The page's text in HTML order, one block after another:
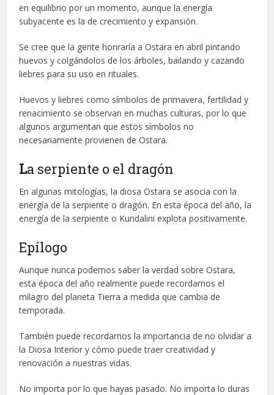
en equilibrio por un momento, aunque la energía
subyacente es la de crecimiento y expansión.
Se cree que la gente honraría a Ostara en abril pintando
huevos y colgándolos de los árboles, bailando y cazando
liebres para su uso en rituales.
Huevos y liebres como símbolos de primavera, fertilidad y
renacimiento se observan en muchas culturas, por lo que
algunos argumentan que estos símbolos no
necesariamente provienen de Ostara.
La serpiente o el dragón
En algunas mitologías, la diosa Ostara se asocia con la
energía de la serpiente o dragón. En esta época del año, la
energía de la serpiente o Kundalini explota positivamente.
Epílogo
Aunque nunca podemos saber la verdad sobre Ostara,
esta época del año realmente puede recordarnos el
milagro del planeta Tierra a medida que cambia de
temporada.
También puede recordarnos la importancia de no olvidar a
la Diosa Interior y cómo puede traer creatividad y
renovación a nuestras vidas.
No importa por lo que hayas pasado. No importa lo duras